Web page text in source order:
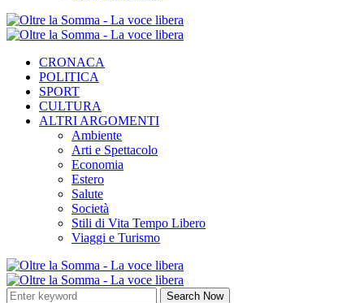
CRONACA
POLITICA
SPORT
CULTURA
ALTRI ARGOMENTI
Ambiente
Arti e Spettacolo
Economia
Estero
Salute
Società
Stili di Vita Tempo Libero
Viaggi e Turismo
Search Now